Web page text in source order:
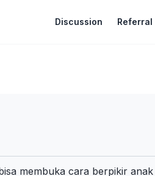
Discussion Referral
membuka cara berpikir